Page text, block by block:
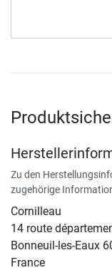
Zu den
zugehörige
Cornilleau
14 route
Bonneuil-les-Eaux
France